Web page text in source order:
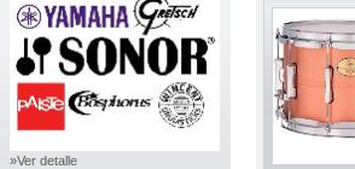
»Ver detalle